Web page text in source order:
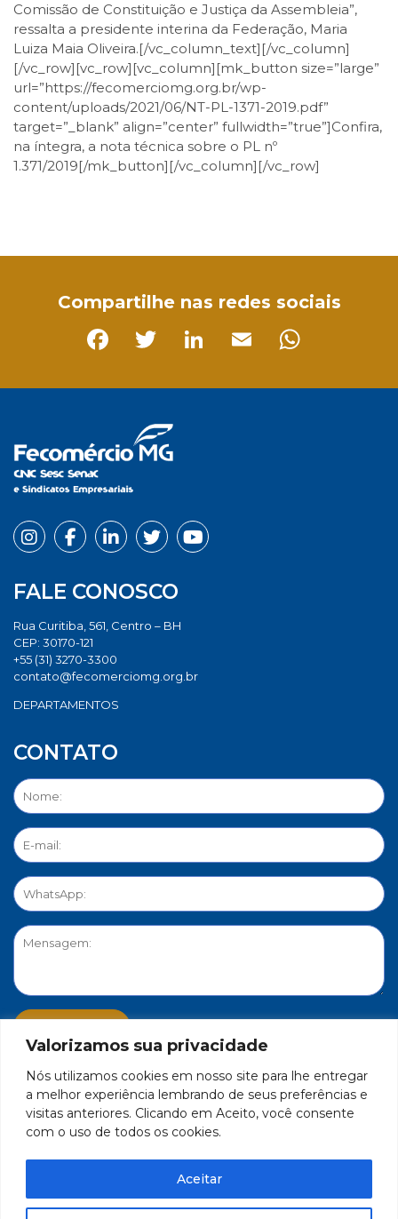
Valorizamos sua privacidade
Nós utilizamos cookies em nosso site para lhe entregar
a melhor experiência lembrando de seus preferências e
visitas anteriores. Clicando em Aceito, você consente
com o uso de todos os cookies.
Aceitar
Comissão de Constituição e Justiça da Assembleia”,
ressalta a presidente interina da Federação, Maria
Luiza Maia Oliveira.[/vc_column_text][/vc_column]
[/vc_row][vc_row][vc_column][mk_button size=”large”
url=”https://fecomerciomg.org.br/wp-
content/uploads/2021/06/NT-PL-1371-2019.pdf”
target=”_blank” align=”center” fullwidth=”true”]Confira,
na íntegra, a nota técnica sobre o PL nº
1.371/2019[/mk_button][/vc_column][/vc_row]
Compartilhe nas redes sociais
FALE CONOSCO
Rua Curitiba, 561, Centro – BH
CEP: 30170-121
+55 (31) 3270-3300
contato@fecomerciomg.org.br
DEPARTAMENTOS
CONTATO
PORTAL DE PRIVACIDADE
17.271.982/0001-59